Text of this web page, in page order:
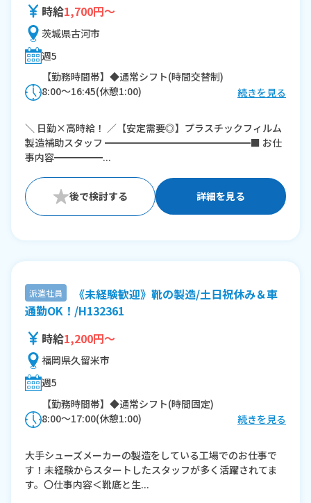
時給1,700円～
茨城県古河市
週5
【勤務時間帯】◆通常シフト(時間交替制)
8:00〜16:45(休憩1:00)
※残業：0〜20時間程度/月
続きを見る
＼ 日勤×高時給！ ／【安定需要◎】プラスチックフィルム
製造補助スタッフ ━━━━━━━━━━━━━━━■ お仕
事内容━━━━━...
詳細を見る
派遣社員
《未経験歓迎》靴の製造/土日祝休み＆車
通勤OK！/H132361
時給1,200円～
福岡県久留米市
週5
【勤務時間帯】◆通常シフト(時間固定)
8:00〜17:00(休憩1:00)
続きを見る
大手シューズメーカーの製造をしている工場でのお仕事で
す！未経験からスタートしたスタッフが多く活躍されてま
す。〇仕事内容＜靴底と生...